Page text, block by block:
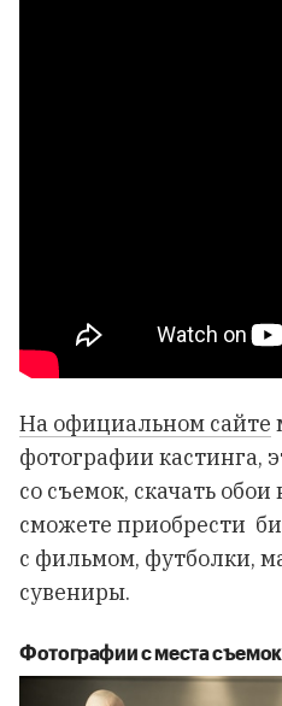
На официальном сайте
фотографии кастинга,
со съемок, скачать
сможете приобрести
с фильмом, футболки,
сувениры.
Фотографии с места съемок